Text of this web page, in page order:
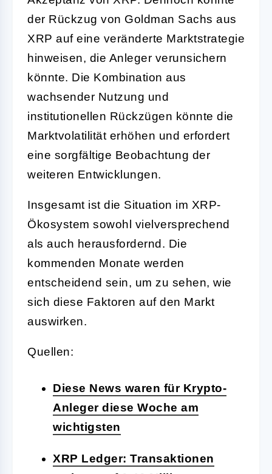
der Rückzug von Goldman Sachs aus
XRP auf eine veränderte Marktstrategie
hinweisen, die Anleger verunsichern
könnte. Die Kombination aus
wachsender Nutzung und
institutionellen Rückzügen könnte die
Marktvolatilität erhöhen und erfordert
eine sorgfältige Beobachtung der
weiteren Entwicklungen.
Insgesamt ist die Situation im XRP-
Ökosystem sowohl vielversprechend
als auch herausfordernd. Die
kommenden Monate werden
entscheidend sein, um zu sehen, wie
sich diese Faktoren auf den Markt
auswirken.
Quellen:
Diese News waren für Krypto-
Anleger diese Woche am
wichtigsten
XRP Ledger: Transaktionen